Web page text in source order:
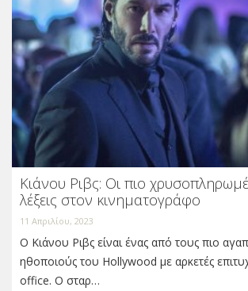
Κιάνου Ριβς: Οι πιο
λέξεις στον κινηματογράφο
11 Απριλίου, 2023
Ο Κιάνου Ριβς είναι ένας από τους πιο
ηθοποιούς του Hollywood με αρκετές
office. Ο σταρ…